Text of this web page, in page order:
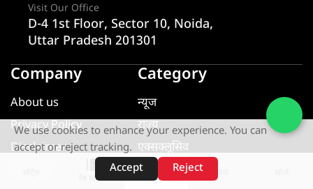
वेब स्टोरीज़
Visit Our Office
D-4 1st Floor, Sector 10, Noida,
Uttar Pradesh 201301
Company
About us
Privacy Policy
Disclaimer
Category
न्यूज
राज्य
एक्सक्लूसिव
यूटीलिटी
We use cookies to enhance your experience. You can
accept or reject tracking.
Accept
Reject